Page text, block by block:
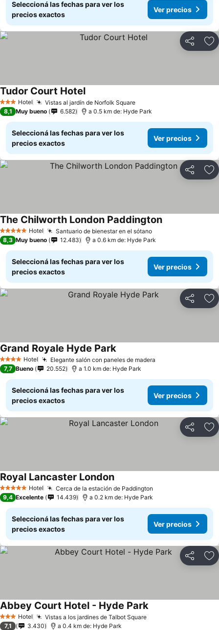
Seleccioná las fechas para ver los
precios exactos
Ver precios
Compartir
3 Estrellas
Hotel Vistas al jardín de Norfolk SquareVer precios
Tudor Court HotelVer precios
8,1 Muy bueno 6.582 a 0.5 km de: Hyde Park
Seleccioná las fechas para ver los
precios exactos
Ver precios
Compartir
5 Estrellas Hotel Santuario de bienestar en el sótanoVer precios
The Chilworth London PaddingtonVer precios
8,3 Muy bueno 12.483 a 0.6 km de: Hyde Park
Seleccioná las fechas para ver los
precios exactos
Ver precios
Compartir
4 EstrellasHotel Elegante salón con paneles de madera
Grand Royale Hyde ParkVer precios
7,7 Bueno 20.552 a 1.0 km de: Hyde Park
Seleccioná las fechas para ver los
precios exactos
Ver precios
Compartir
5 Estrellas Hotel Cerca de la estación de Paddington
Royal Lancaster LondonVer precios
9,4 Excelente 14.439 a 0.2 km de: Hyde Park
Seleccioná las fechas para ver los
precios exactos
Ver precios
Compartir
3 Estrellas
Hotel Vistas a los jardines de Talbot SquareVer precios
Abbey Court Hotel - Hyde ParkVer precios
7,1 3.430 a 0.4 km de: Hyde Park